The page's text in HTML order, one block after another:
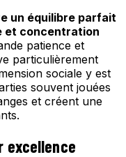
un équilibre parfait
et concentration
patience et
particulièrement
sociale y est
souvent jouées
et créent une
excellence